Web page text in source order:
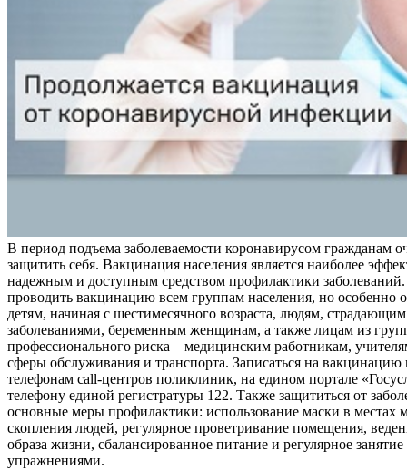
В период подъема заболеваемости коронавирусом гражданам
защитить себя. Вакцинация населения является наиболее
надежным и доступным средством профилактики заболеваний.
проводить вакцинацию всем группам населения, но особенно
детям, начиная с шестимесячного возраста, людям,
заболеваниями, беременным женщинам, а также лицам из
профессионального риска – медицинским работникам,
сферы обслуживания и транспорта. Записаться на
телефонам call-центров поликлиник, на едином портале
телефону единой регистратуры 122. Также защититься от
основные меры профилактики: использование маски в местах
скопления людей, регулярное проветривание помещения,
образа жизни, сбалансированное питание и регулярное
упражнениями.